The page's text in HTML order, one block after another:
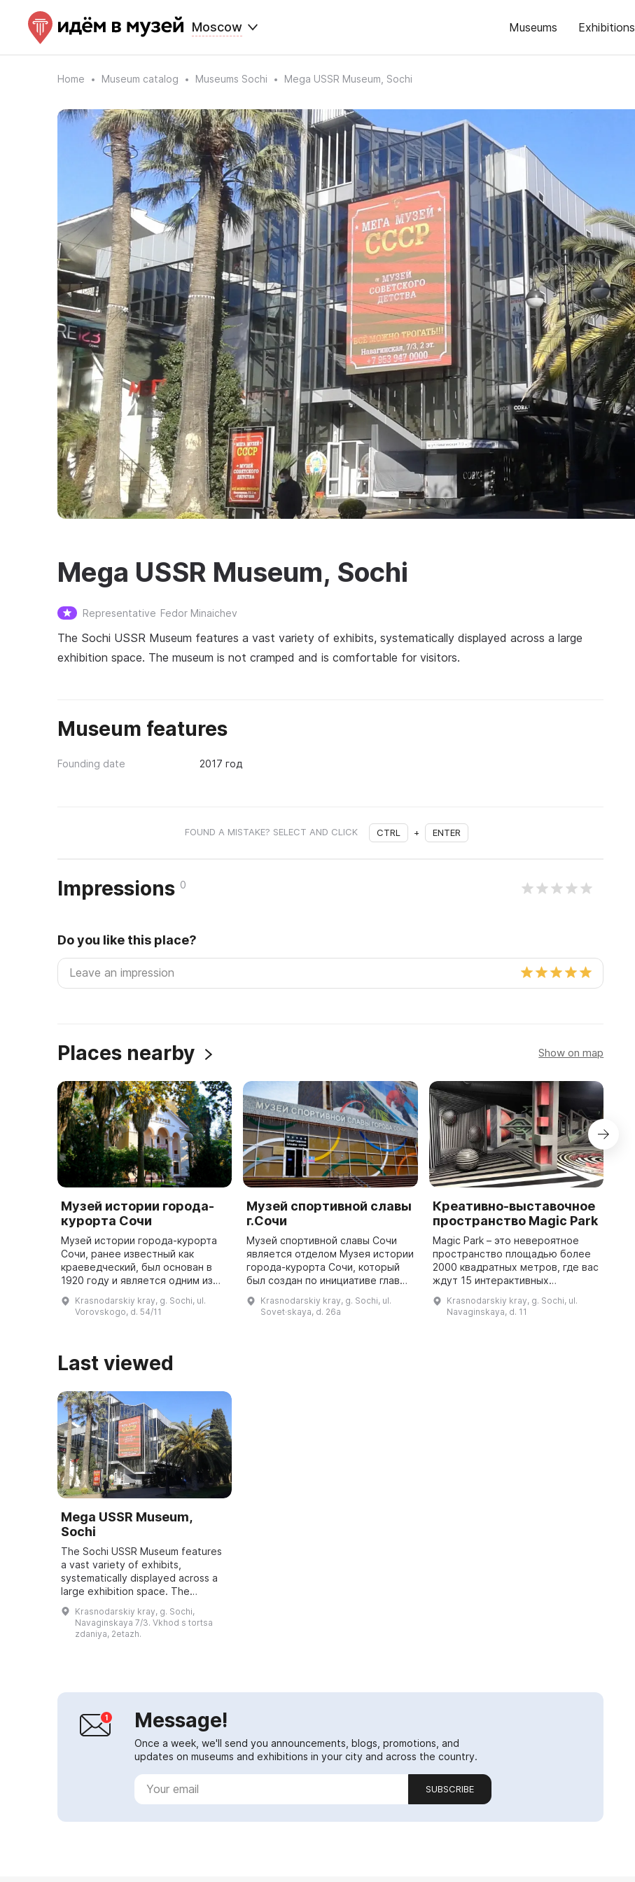
Moscow Museums Exhibitions
Home Museum catalog Museums Sochi Mega USSR Museum, Sochi
Mega USSR Museum, Sochi
Representative Fedor Minaichev
The Sochi USSR Museum features a vast variety of exhibits, systematically displayed across a large
exhibition space. The museum is not cramped and is comfortable for visitors.
Museum features
Founding date 2017 год
FOUND A MISTAKE? SELECT AND CLICK CTRL + ENTER
Impressions 0
Do you like this place?
Places nearby Show on map
Музей истории города-
курорта Сочи
Музей истории города-курорта
Сочи, ранее известный как
краеведческий, был основан в
1920 году и является одним из
города. В этом музее хранится
Krasnodarskiy kray, g. Sochi, ul.
Vorovskogo, d. 54/11
Музей спортивной славы
г.Сочи
Музей спортивной славы Сочи
является отделом Музея истории
города-курорта Сочи, который
был создан по инициативе главы
2010 года была проведена
Krasnodarskiy kray, g. Sochi, ul.
Sovet·skaya, d. 26a
Креативно-выставочное
пространство Magic Park
Magic Park – это невероятное
пространство площадью более
2000 квадратных метров, где вас
ждут 15 интерактивных
инсталляции и самые
современные технологии. Этот
Krasnodarskiy kray, g. Sochi, ul.
Navaginskaya, d. 11
Last viewed
Mega USSR Museum,
Sochi
The Sochi USSR Museum features
a vast variety of exhibits,
systematically displayed across a
large exhibition space. The
museum is not cramped and is
comfortable for visitors....
Krasnodarskiy kray, g. Sochi,
Navaginskaya 7/3. Vkhod s tortsa
zdaniya, 2etazh.
Message!
Once a week, we'll send you announcements, blogs, promotions, and
updates on museums and exhibitions in your city and across the country.
SUBSCRIBE